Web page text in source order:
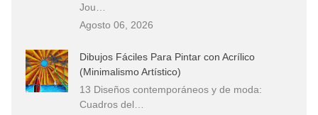
Jou…
Agosto 06, 2026
Dibujos Fáciles Para Pintar con Acrílico
(Minimalismo Artístico)
13 Diseños contemporáneos y de moda:
Cuadros del…